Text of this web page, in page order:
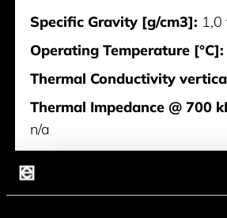
Specific Gravity [g/cm3]: 1,0
Operating Temperature [°C]:
Thermal Conductivity
Thermal Impedance @ 700
n/a
Dielectric Strengh [kV/mm]: